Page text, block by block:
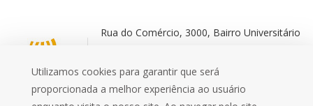
Rua do Comércio, 3000, Bairro Universitário
+55 (55) 3332 0572
Utilizamos cookies para garantir que será
proporcionada a melhor experiência ao usuário